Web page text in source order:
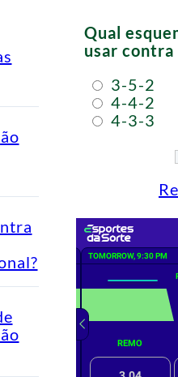
Qual
usar
3-5-2
4-4-2
4-3-3